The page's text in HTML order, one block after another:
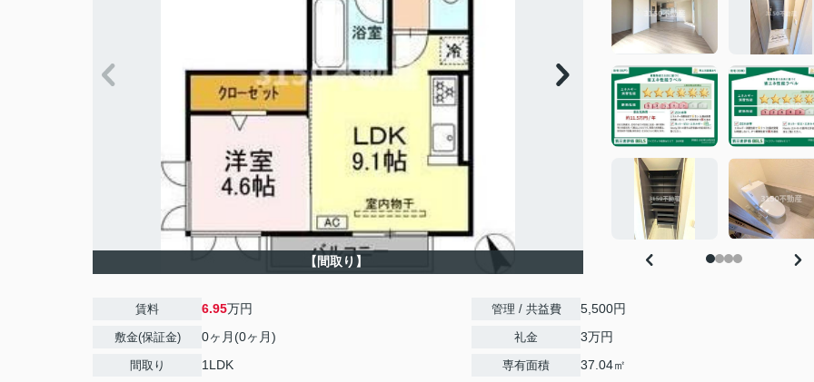
【間取り】
賃料 6.95万円
敷金(保証金) 0ヶ月(0ヶ月)
間取り 1LDK
管理 / 共益費 5,500円
礼金 3万円
専有面積 37.04㎡